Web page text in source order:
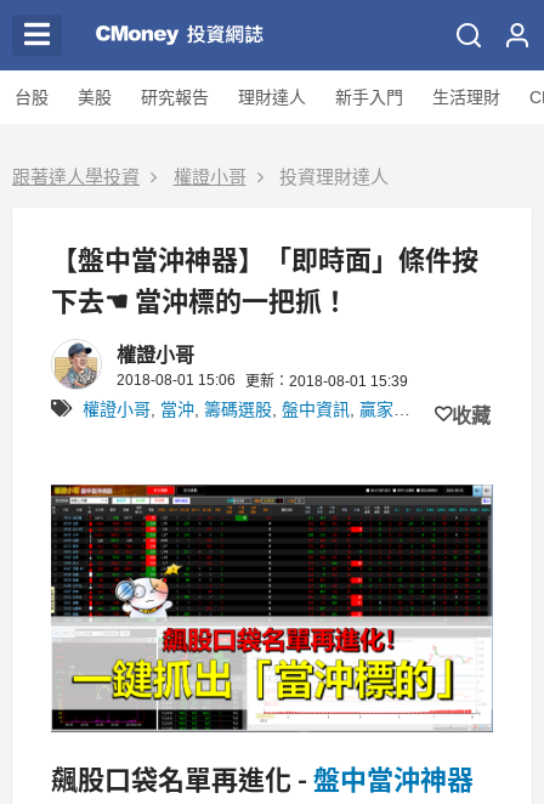
台股 美股 研究報告 理財達人 新手入門 生活理財
跟著達人學投資 權證小哥 投資理財達人
【盤中當沖神器】「即時面」條件按
下去☚ 當沖標的一把抓！
權證小哥
2018-08-01 15:06 更新：2018-08-01 15:39
權證小哥 當沖 籌碼選股 盤中資訊 贏家策略 收藏
飆股口袋名單再進化 -盤中當沖神器